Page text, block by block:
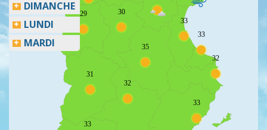
30
29
35
33
33
32
31
32
33
33
DIMANCHE
LUNDI
MARDI